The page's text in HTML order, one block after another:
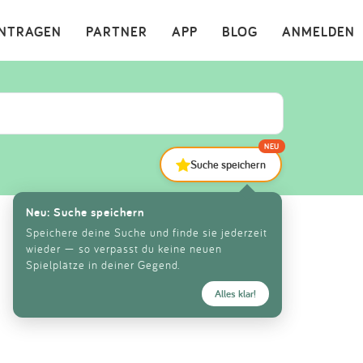
ANMELDEN
BLOG
APP
PARTNER ×
Suche speichern
NEU
Neu: Suche speichern
Speichere deine Suche und finde sie jederzeit
wieder — so verpasst du keine neuen
Spielplätze in deiner Gegend.
Alles klar!